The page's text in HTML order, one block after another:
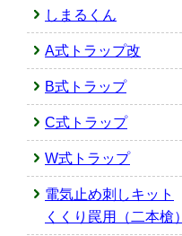
しまるくん
A式トラップ改
B式トラップ
C式トラップ
W式トラップ
電気止め刺しキット
くくり罠用（二本槍）